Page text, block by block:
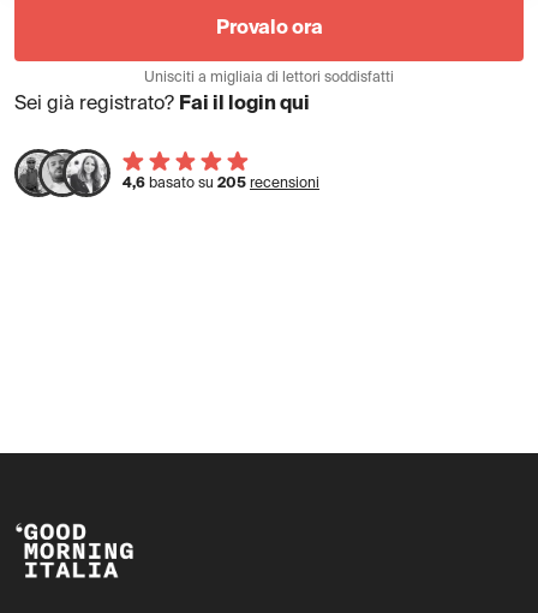
Provalo ora
Unisciti a migliaia di lettori soddisfatti
Sei già registrato? Fai il login qui
4,6 basato su 205 recensioni